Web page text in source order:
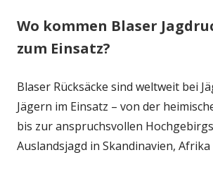
Wo kommen Blaser
zum Einsatz?
Blaser Rücksäcke sind weltweit bei
Jägern im Einsatz – von der
bis zur anspruchsvollen
Auslandsjagd in Skandinavien, Afrika